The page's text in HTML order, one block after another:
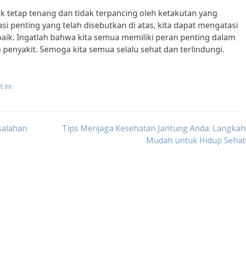
tetap tenang dan tidak terpancing oleh ketakutan yang
penting yang telah disebutkan di atas, kita dapat mengatasi
Ingatlah bahwa kita semua memiliki peran penting dalam
Semoga kita semua selalu sehat dan terlindungi.
ini
Tips Menjaga Kesehatan Jantung Anda: Langkah
Mudah untuk Hidup Sehat